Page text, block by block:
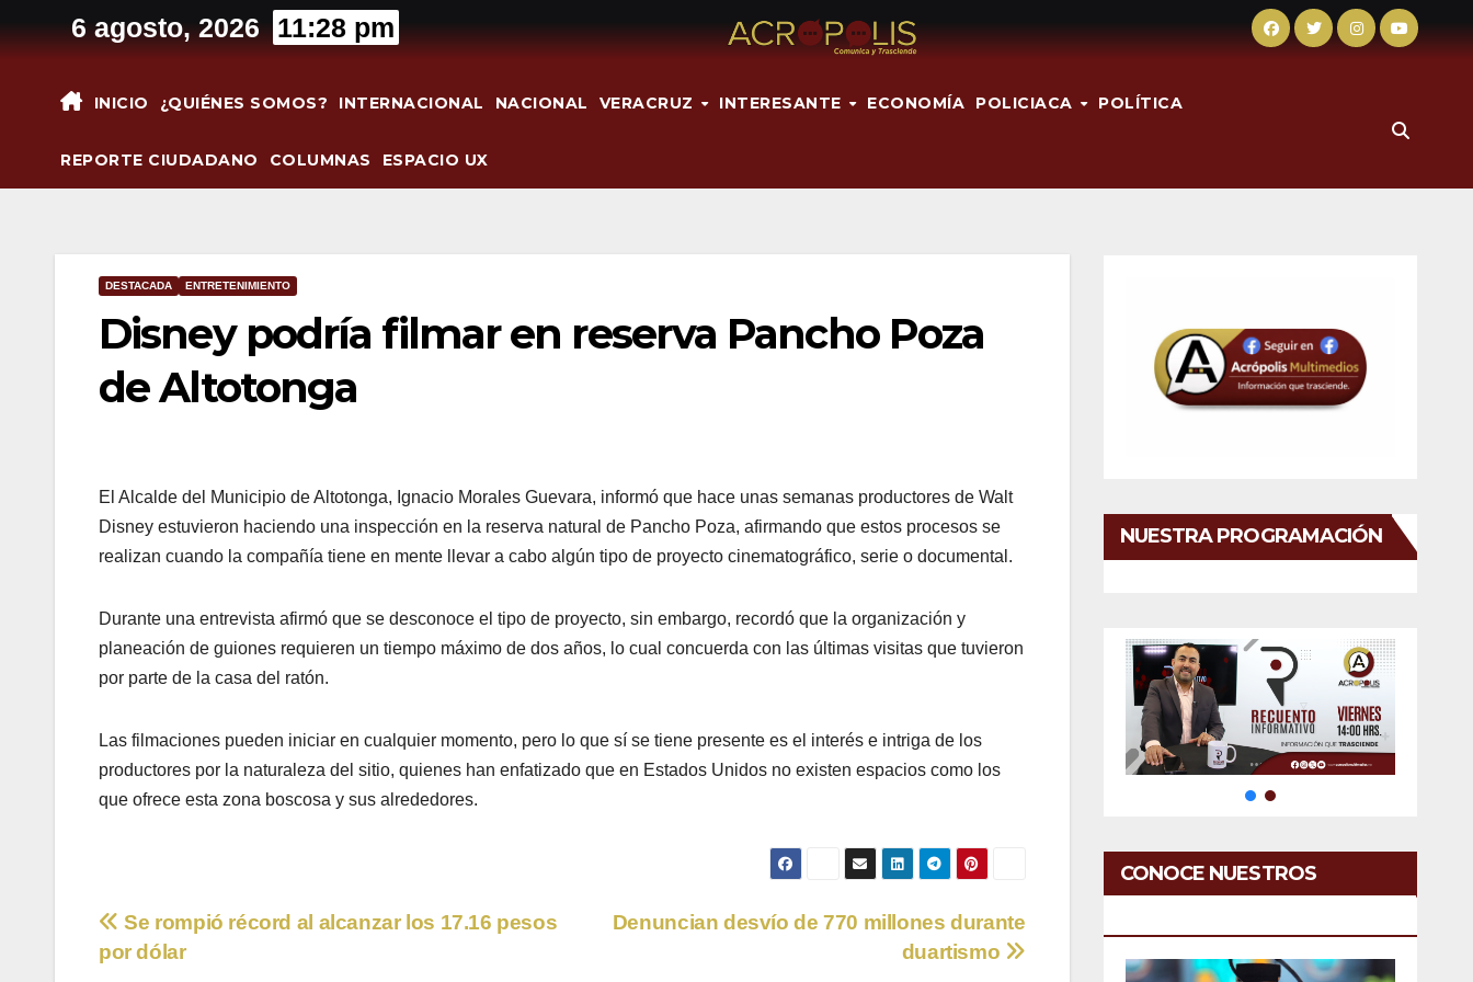
al
6 agosto, 2026 11:28 pm
INICIO ¿QUIÉNES SOMOS? INTERNACIONAL NACIONAL VERACRUZ INTERESANTE ECONOMÍA POLICIACA POLÍTICA
REPORTE CIUDADANO COLUMNAS ESPACIO UX
DESTACADA ENTRETENIMIENTO
Disney podría filmar en reserva Pancho Poza
de Altotonga
El Alcalde del Municipio de Altotonga, Ignacio Morales Guevara, informó que hace unas semanas productores de Walt
Disney estuvieron haciendo una inspección en la reserva natural de Pancho Poza, afirmando que estos procesos se
realizan cuando la compañía tiene en mente llevar a cabo algún tipo de proyecto cinematográfico, serie o documental.
Durante una entrevista afirmó que se desconoce el tipo de proyecto, sin embargo, recordó que la organización y
planeación de guiones requieren un tiempo máximo de dos años, lo cual concuerda con las últimas visitas que tuvieron
por parte de la casa del ratón.
Las filmaciones pueden iniciar en cualquier momento, pero lo que sí se tiene presente es el interés e intriga de los
productores por la naturaleza del sitio, quienes han enfatizado que en Estados Unidos no existen espacios como los
que ofrece esta zona boscosa y sus alrededores.
Navegación
Denuncian desvío de 770 millones durante
duartismo
Se rompió récord al alcanzar los 17.16 pesos
por dólar
NUESTRA PROGRAMACIÓN
CONOCE NUESTROS